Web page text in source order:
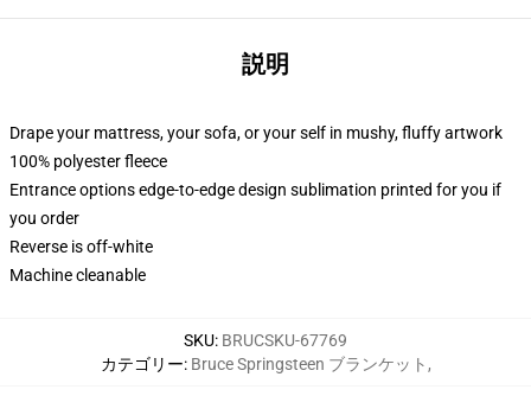
説明
Drape your mattress, your sofa, or your self in mushy, fluffy artwork
100% polyester fleece
Entrance options edge-to-edge design sublimation printed for you if
you order
Reverse is off-white
Machine cleanable
SKU: BRUCSKU-67769
カテゴリー: Bruce Springsteen ブランケット ,